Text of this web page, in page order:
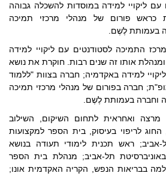
עם ליקויי למידה במוסדות להשכלה גבוהה
כראש פורום של מנהלי מרכזי תמיכה
בעמותת לֶשֶם.
התמיכה לסטודנטים עם ליקויי למידה
אותו זה שנים רבות. חוקרת את נושא
למידה באקדמיה; חברה בצוות "ללמוד
חברה בפורום של מנהלי מרכזי תמיכה
וחברה בעמותת לֶשֶם.
מרצה ואחראית לתחום השיקום, השילוב
לריפוי בעיסוק, בית הספר למקצועות
אביב; ראש תכנית לימודי תעודה בנושא
באוניברסיטת תל-אביב; מנהלת בית הספר
בבריאות הנפש, הקריה האקדמית אונו;